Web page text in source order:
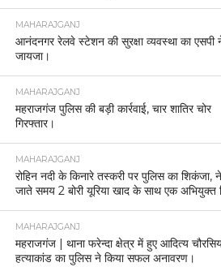
MAHARAJGANJ
आनंदनगर रेलवे स्टेशन की सुरक्षा व्यवस्था का एसपी
जायजा।
MAHARAJGANJ
महराजगंज पुलिस की बड़ी कार्रवाई, चार शातिर चोर
गिरफ्तार।
MAHARAJGANJ
रोहिन नदी के किनारे तस्करी पर पुलिस का शिकंजा,
जाते समय 2 बोरी यूरिया खाद के साथ एक अभियुक्त
MAHARAJGANJ
महराजगंज | थाना फरेन्दा क्षेत्र में हुए आदित्य
हत्याकांड का पुलिस ने किया सफल अनावरण।